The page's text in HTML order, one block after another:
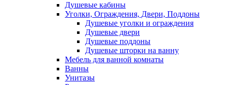
Душевые кабины
Уголки, Ограждения, Двери, Поддоны
Душевые уголки и ограждения
Душевые двери
Душевые поддоны
Душевые шторки на ванну
Мебель для ванной комнаты
Ванны
Унитазы